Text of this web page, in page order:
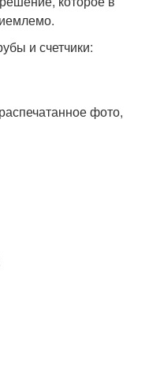
и счетчики:
фото,